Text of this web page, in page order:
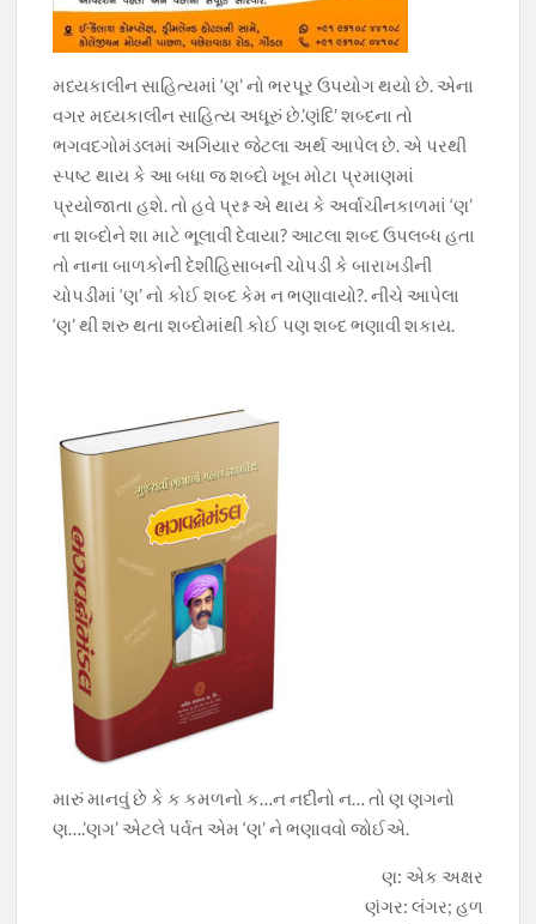
મધ્યકાલીન સાહિત્યમાં ‘ણ’ નો ભરપૂર ઉપયોગ થયો છે. એના
વગર મધ્યકાલીન સાહિત્ય અધૂરું છે.’ણંદિ’ શબ્દના તો
ભગવદગોમંડલમાં અગિયાર જેટલા અર્થ આપેલ છે. એ પરથી
સ્પષ્ટ થાય કે આ બધા જ શબ્દો ખૂબ મોટા પ્રમાણમાં
પ્રયોજાતા હશે. તો હવે પ્રશ્ન એ થાય કે અર્વાચીનકાળમાં ‘ણ’
ના શબ્દોને શા માટે ભૂલાવી દેવાયા? આટલા શબ્દ ઉપલબ્ધ હતા
તો નાના બાળકોની દેશીહિસાબની ચોપડી કે બારાખડીની
ચોપડીમાં ‘ણ’ નો કોઈ શબ્દ કેમ ન ભણાવાયો?. નીચે આપેલા
‘ણ’ થી શરુ થતા શબ્દોમાંથી કોઈ પણ શબ્દ ભણાવી શકાય.
મારું માનવું છે કે ક કમળનો ક…ન નદીનો ન… તો ણ ણગનો
ણ….’ણગ’ એટલે પર્વત એમ ‘ણ’ ને ભણાવવો જોઈએ.
ણ: એક અક્ષર
ણંગર: લંગર; હળ